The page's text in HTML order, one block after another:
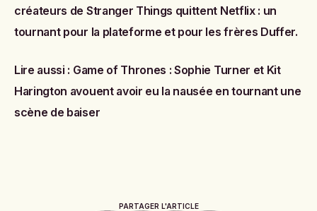
créateurs de Stranger Things quittent Netflix : un
tournant pour la plateforme et pour les frères Duffer.
Lire aussi : Game of Thrones : Sophie Turner et Kit
Harington avouent avoir eu la nausée en tournant une
scène de baiser
PARTAGER L'ARTICLE